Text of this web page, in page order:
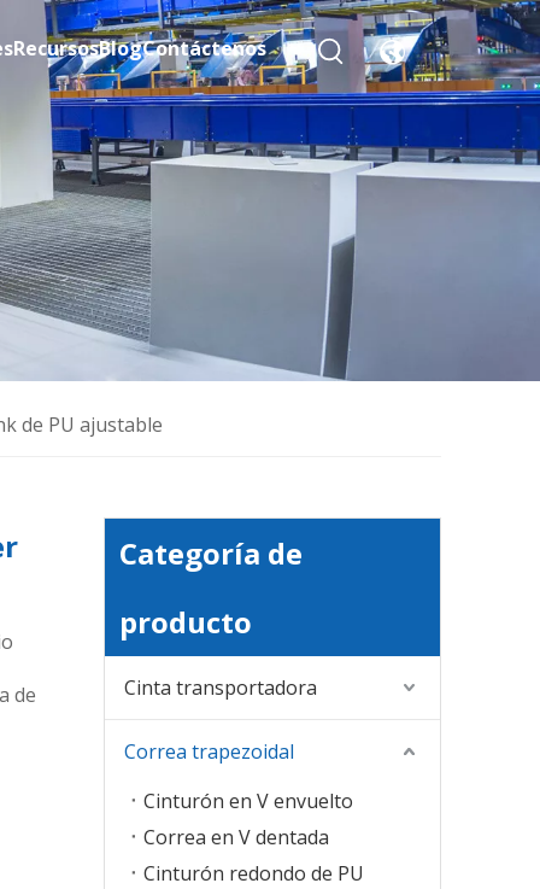
RecursosBlogContáctenos
de PU ajustable
de
Categoría de
producto
Cinta transportadora
Correa trapezoidal
Cinturón en V envuelto
Correa en V dentada
Cinturón redondo de PU